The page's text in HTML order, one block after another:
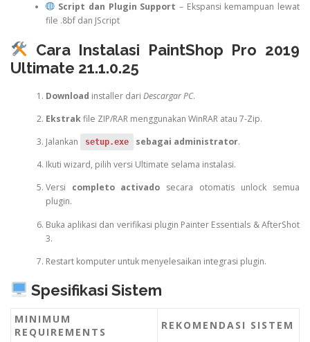
Script dan Plugin Support – Ekspansi kemampuan lewat
file .8bf dan JScript
Cara Instalasi PaintShop Pro 2019
Ultimate 21.1.0.25
Download installer dari Descargar PC.
Ekstrakfile ZIP/RAR menggunakan WinRAR atau 7-Zip.
Jalankan
setup.exe sebagai administrator.
Ikuti wizard, pilih versi Ultimate selama instalasi.
Versi completo activado secara otomatis unlock semua
plugin.
Buka aplikasi dan verifikasi plugin Painter Essentials & AfterShot
3.
Restart komputer untuk menyelesaikan integrasi plugin.
Spesifikasi Sistem
MINIMUM
REQUIREMENTS
REKOMENDASI SISTEM